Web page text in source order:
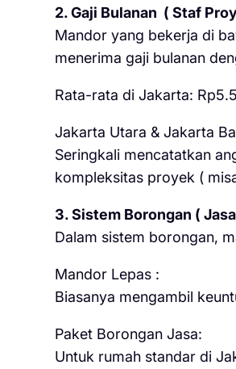
2. Gaji Bulanan ( Staf
Mandor yang bekerja di
menerima gaji bulanan
Rata-rata di Jakarta:
Jakarta Utara & Jakarta
Seringkali mencatatkan
kompleksitas proyek (
3. Sistem Borongan (
Dalam sistem borongan,
Mandor Lepas :
Biasanya mengambil
Paket Borongan Jasa:
Untuk rumah standar di